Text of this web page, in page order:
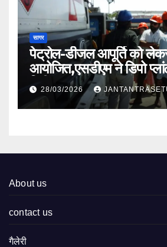
सागर
पेट्रोल-डीजल आपूर्ति को
आयोजित,एसडीएम ने डिपो
निरीक्षण
28/03/2026
About us
contact us
गैलेरी